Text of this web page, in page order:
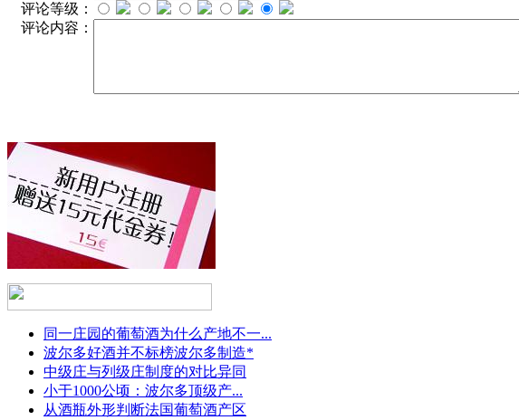
评论等级：
评论内容：
同一庄园的葡萄酒为什么产地不一...
波尔多好酒并不标榜波尔多制造*
中级庄与列级庄制度的对比异同
小于1000公顷：波尔多顶级产...
从酒瓶外形判断法国葡萄酒产区